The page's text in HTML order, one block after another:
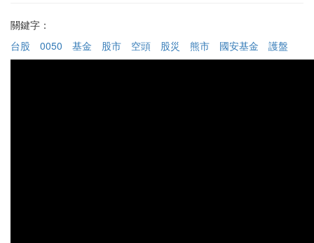
關鍵字：
台股
0050 基金 股市 空頭 股災 熊市 國安基金 護盤